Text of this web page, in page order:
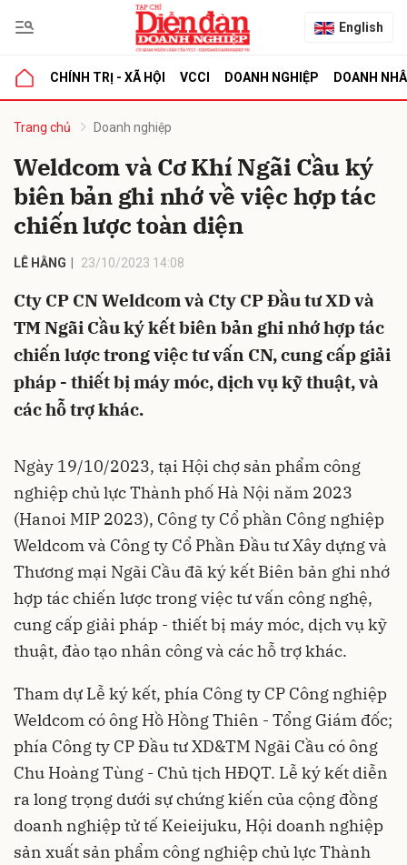
English
CHÍNH TRỊ - XÃ HỘI VCCI DOANH NGHIỆP DOANH
Trang chủ Doanh nghiệp
Weldcom và Cơ Khí Ngãi Cầu ký
biên bản ghi nhớ về việc hợp tác
chiến lược toàn diện
LÊ HẰNG 23/10/2023 14:08
Cty CP CN Weldcom và Cty CP Đầu tư XD và
TM Ngãi Cầu ký kết biên bản ghi nhớ hợp tác
chiến lược trong việc tư vấn CN, cung cấp giải
pháp - thiết bị máy móc, dịch vụ kỹ thuật, và
các hỗ trợ khác.
Ngày 19/10/2023, tại Hội chợ sản phẩm công
nghiệp chủ lực Thành phố Hà Nội năm 2023
(Hanoi MIP 2023), Công ty Cổ phần Công nghiệp
Weldcom và Công ty Cổ Phần Đầu tư Xây dựng và
Thương mại Ngãi Cầu đã ký kết Biên bản ghi nhớ
hợp tác chiến lược trong việc tư vấn công nghệ,
cung cấp giải pháp - thiết bị máy móc, dịch vụ kỹ
thuật, đào tạo nhân công và các hỗ trợ khác.
Tham dự Lễ ký kết, phía Công ty CP Công nghiệp
Weldcom có ông Hồ Hồng Thiên - Tổng Giám đốc;
phía Công ty CP Đầu tư XD&TM Ngãi Cầu có ông
Chu Hoàng Tùng - Chủ tịch HĐQT. Lễ ký kết diễn
ra long trọng dưới sự chứng kiến của cộng đồng
doanh nghiệp tử tế Keieijuku, Hội doanh nghiệp
sản xuất sản phẩm công nghiệp chủ lực Thành
luận
Hủy